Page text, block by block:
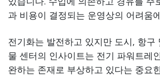
과 비용이 결정되는 운영상의 어려움
전기화는 발전하고 있지만 도시, 항
물 센터의 인사이트는 전기 파워트레
완하는 존재로 부상하고 있다는 중요